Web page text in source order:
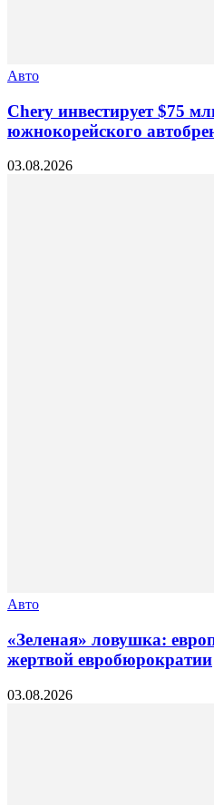
Авто
Chery инвестирует $75
южнокорейского
03.08.2026
Авто
«Зеленая» ловушка:
жертвой евробюрократии
03.08.2026